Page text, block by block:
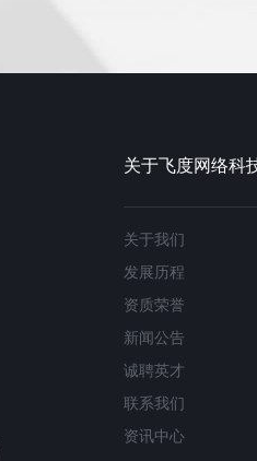
关于飞度网络科
关于我们
发展历程
资质荣誉
新闻公告
诚聘英才
联系我们
资讯中心